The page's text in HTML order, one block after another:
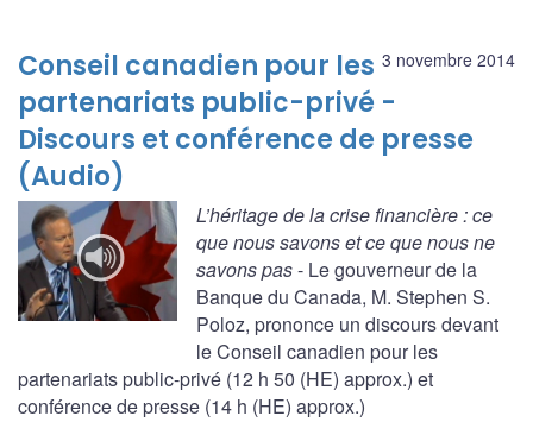
3 novembre 2014
Conseil canadien pour les
partenariats public-privé -
Discours et conférence de presse
(Audio)
L’héritage de la crise financière : ce
que nous savons et ce que nous ne
savons pas- Le gouverneur de la
Banque du Canada, M. Stephen S.
Poloz, prononce un discours devant
le Conseil canadien pour les
partenariats public-privé (12 h 50 (HE) approx.) et
conférence de presse (14 h (HE) approx.)